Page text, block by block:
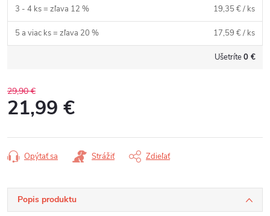
3 - 4 ks = zľava 12 % 19,35 €/ ks
5 a viac ks = zľava 20 % 17,59 €/ ks
Ušetríte0 €
29,90 €
21,99 €
cena:
Opýtať sa Strážiť Zdieľať
Popis produktu